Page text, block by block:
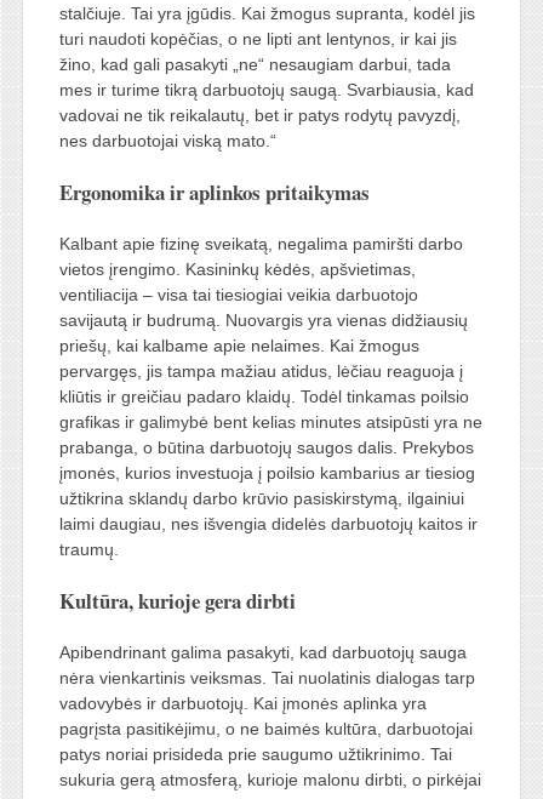
stalčiuje. Tai yra įgūdis. Kai žmogus supranta, kodėl jis
turi naudoti kopėčias, o ne lipti ant lentynos, ir kai jis
žino, kad gali pasakyti „ne“ nesaugiam darbui, tada
mes ir turime tikrą darbuotojų saugą. Svarbiausia, kad
vadovai ne tik reikalautų, bet ir patys rodytų pavyzdį,
nes darbuotojai viską mato.“
Ergonomika ir aplinkos pritaikymas
Kalbant apie fizinę sveikatą, negalima pamiršti darbo
vietos įrengimo. Kasininkų kėdės, apšvietimas,
ventiliacija – visa tai tiesiogiai veikia darbuotojo
savijautą ir budrumą. Nuovargis yra vienas didžiausių
priešų, kai kalbame apie nelaimes. Kai žmogus
pervargęs, jis tampa mažiau atidus, lėčiau reaguoja į
kliūtis ir greičiau padaro klaidų. Todėl tinkamas poilsio
grafikas ir galimybė bent kelias minutes atsipūsti yra ne
prabanga, o būtina darbuotojų saugos dalis. Prekybos
įmonės, kurios investuoja į poilsio kambarius ar tiesiog
užtikrina sklandų darbo krūvio pasiskirstymą, ilgainiui
laimi daugiau, nes išvengia didelės darbuotojų kaitos ir
traumų.
Kultūra, kurioje gera dirbti
Apibendrinant galima pasakyti, kad darbuotojų sauga
nėra vienkartinis veiksmas. Tai nuolatinis dialogas tarp
vadovybės ir darbuotojų. Kai įmonės aplinka yra
pagrįsta pasitikėjimu, o ne baimės kultūra, darbuotojai
patys noriai prisideda prie saugumo užtikrinimo. Tai
sukuria gerą atmosferą, kurioje malonu dirbti, o pirkėjai